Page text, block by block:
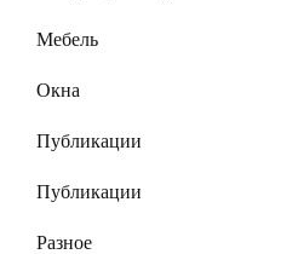
Мебель
Окна
Публикации
Публикации
Разное